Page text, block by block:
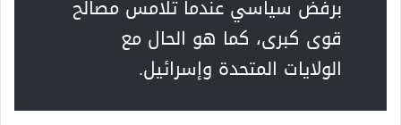
برفض سياسي عندما تلامس مصالح
قوى كبرى، كما هو الحال مع
الولايات المتحدة وإسرائيل.